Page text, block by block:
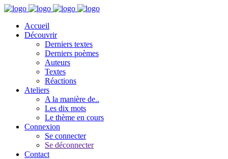
Accueil
Découvrir
Derniers textes
Derniers poèmes
Auteurs
Textes
Réactions
Ateliers
A la manière de..
Les dix mots
Le thème en cours
Connexion
Se connecter
Se déconnecter
Contact